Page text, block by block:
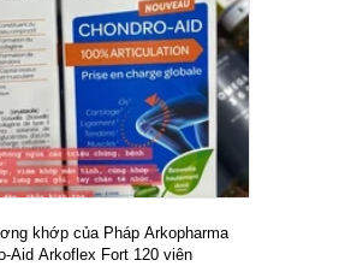
khớp của Pháp Arkopharma
Aid Arkoflex Fort 120 viên